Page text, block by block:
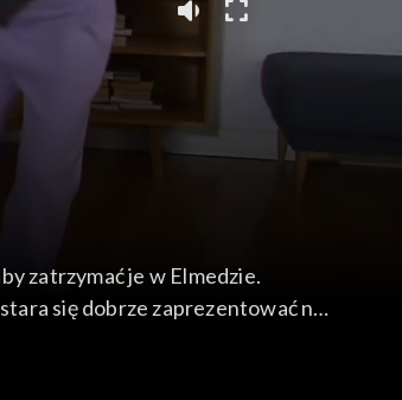
zatrzymać je w Elmedzie.
się dobrze zaprezentować na